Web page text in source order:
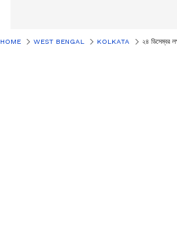
HOME WEST BENGAL KOLKATA ২৪ ডিসেম্বর